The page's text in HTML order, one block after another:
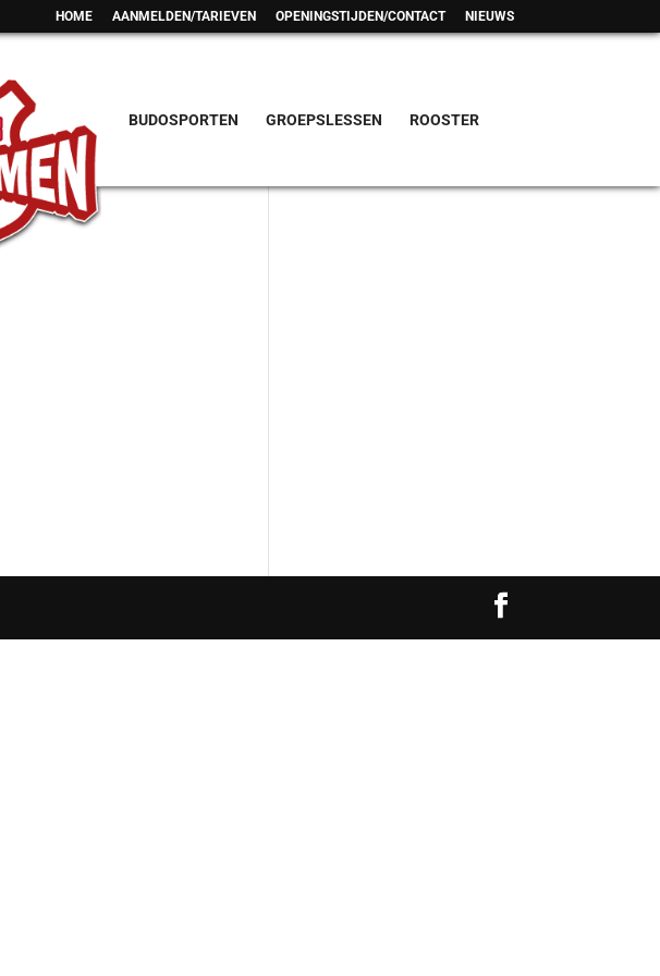
HOME AANMELDEN/TARIEVEN OPENINGSTIJDEN/CONTACT NIEUWS
BUDOSPORTEN GROEPSLESSEN ROOSTER